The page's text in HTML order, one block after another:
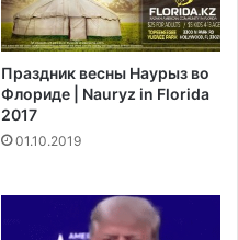
Праздник весны Наурыз во
Флориде | Nauryz in Florida
2017
01.10.2019